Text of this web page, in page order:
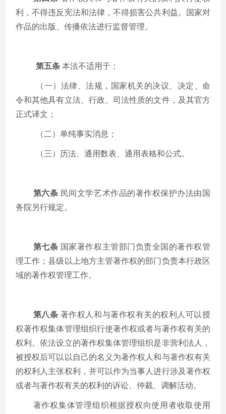
利，不得违反宪法和法律，不得损害公共利益。国家对
作品的出版、传播依法进行监督管理。
第五条 本法不适用于：
（一）法律、法规，国家机关的决议、决定、命
令和其他具有立法、行政、司法性质的文件，及其官方
正式译文；
（二）单纯事实消息；
（三）历法、通用数表、通用表格和公式。
第六条 民间文学艺术作品的著作权保护办法由国
务院另行规定。
第七条 国家著作权主管部门负责全国的著作权管
理工作；县级以上地方主管著作权的部门负责本行政区
域的著作权管理工作。
第八条 著作权人和与著作权有关的权利人可以授
权著作权集体管理组织行使著作权或者与著作权有关的
权利。依法设立的著作权集体管理组织是非营利法人，
被授权后可以以自己的名义为著作权人和与著作权有关
的权利人主张权利，并可以作为当事人进行涉及著作权
或者与著作权有关的权利的诉讼、仲裁、调解活动。
著作权集体管理组织根据授权向使用者收取使用